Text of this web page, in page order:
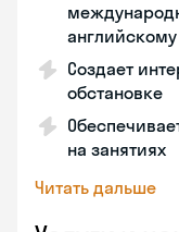
Создает
обстановке
на занятиях
Читать дальше